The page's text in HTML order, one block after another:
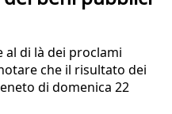
al di là dei proclami
che il risultato dei
di domenica 22